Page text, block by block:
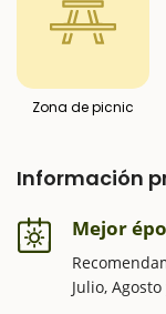
Zona de picnic
Información
Mejor
Julio,